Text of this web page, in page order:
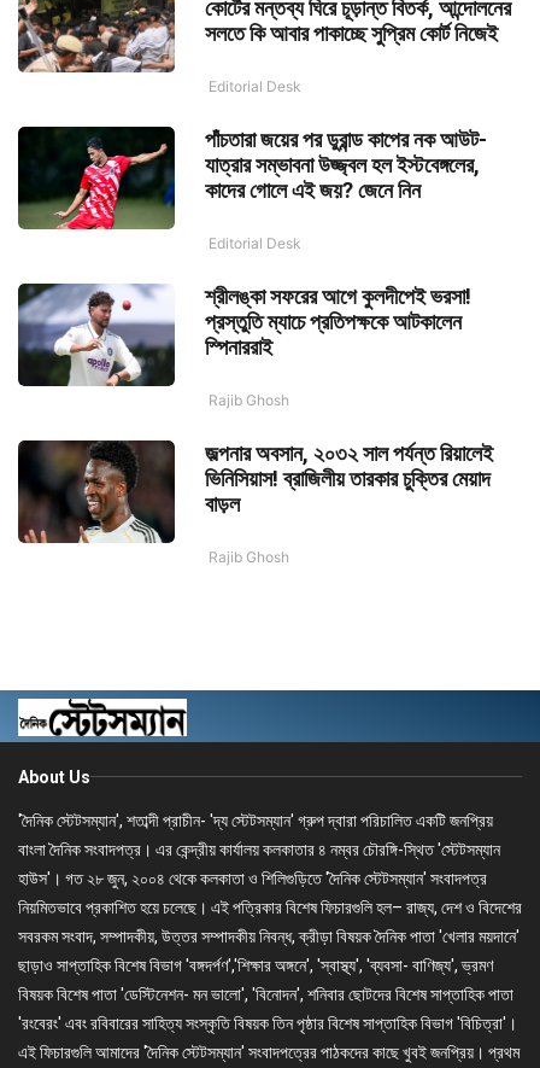
কোর্টের মন্তব্য ঘিরে চূড়ান্ত বিতর্ক, আন্দোলনের
সলতে কি আবার পাকাচ্ছে সুপ্রিম কোর্ট নিজেই
Editorial Desk
পাঁচতারা জয়ের পর ডুরান্ড কাপের নক আউট-
যাত্রার সম্ভাবনা উজ্জ্বল হল ইস্টবেঙ্গলের,
কাদের গোলে এই জয়? জেনে নিন
Editorial Desk
শ্রীলঙ্কা সফরের আগে কুলদীপেই ভরসা!
প্রস্তুতি ম্যাচে প্রতিপক্ষকে আটকালেন
স্পিনাররাই
Rajib Ghosh
জল্পনার অবসান, ২০৩২ সাল পর্যন্ত রিয়ালেই
ভিনিসিয়াস! ব্রাজিলীয় তারকার চুক্তির মেয়াদ
বাড়ল
Rajib Ghosh
About Us
'দৈনিক স্টেটসম্যান', শতাব্দী প্রাচীন- 'দ্য স্টেটসম্যান' গ্রুপ দ্বারা পরিচালিত একটি জনপ্রিয়
বাংলা দৈনিক সংবাদপত্র। এর কেন্দ্রীয় কার্যালয় কলকাতার ৪ নম্বর চৌরঙ্গি-স্থিত 'স্টেটসম্যান
হাউস'। গত ২৮ জুন, ২০০৪ থেকে কলকাতা ও শিলিগুড়িতে 'দৈনিক স্টেটসম্যান' সংবাদপত্র
নিয়মিতভাবে প্রকাশিত হয়ে চলেছে। এই পত্রিকার বিশেষ ফিচারগুলি হল– রাজ্য, দেশ ও বিদেশের
সবরকম সংবাদ, সম্পাদকীয়, উত্তর সম্পাদকীয় নিবন্ধ, ক্রীড়া বিষয়ক দৈনিক পাতা 'খেলার ময়দানে'
ছাড়াও সাপ্তাহিক বিশেষ বিভাগ 'বঙ্গদর্পণ','শিক্ষার অঙ্গনে', 'স্বাস্থ্য', 'ব্যবসা- বাণিজ্য', ভ্রমণ
বিষয়ক বিশেষ পাতা 'ডেস্টিনেশন- মন ভালো', 'বিনোদন', শনিবার ছোটদের বিশেষ সাপ্তাহিক পাতা
'রংবেরং' এবং রবিবারের সাহিত্য সংস্কৃতি বিষয়ক তিন পৃষ্ঠার বিশেষ সাপ্তাহিক বিভাগ 'বিচিত্রা'।
এই ফিচারগুলি আমাদের 'দৈনিক স্টেটসম্যান' সংবাদপত্রের পাঠকদের কাছে খুবই জনপ্রিয়। প্রথম